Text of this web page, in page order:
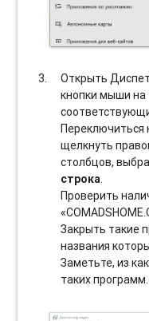
Открыть
кнопки мыши на
Переключиться
щелкнуть
столбцов,
строка.
Проверить
Закрыть такие
названия
Заметьте, из
таких